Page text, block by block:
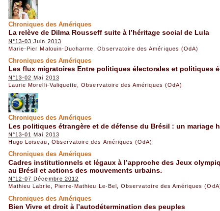
Chroniques des Amériques
La relève de Dilma Rousseff suite à l’héritage social de Lula
N°13-03 Juin 2013
Marie-Pier Malouin-Ducharme
,Observatoire des Amériques (OdA)
Chroniques des Amériques
Les flux migratoires Entre politiques électorales et politiques
N°13-02 Mai 2013
Laurie Morelli-Valiquette
,Observatoire des Amériques (OdA)
Chroniques des Amériques
Les politiques étrangère et de défense du Brésil : un mariage
N°13-01 Mai 2013
Hugo Loiseau
Observatoire des Amériques (OdA)
Chroniques des Amériques
Cadres institutionnels et légaux à l’approche des Jeux
au Brésil et actions des mouvements urbains.
N°12-07 Décembre 2012
Mathieu Labrie
Pierre-Mathieu Le-Bel Observatoire des Amériques
Chroniques des Amériques
Bien Vivre et droit à l’autodétermination des peuples